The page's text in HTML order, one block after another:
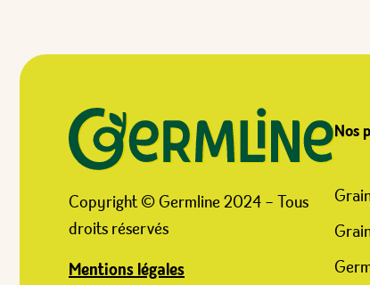
Copyright © Germline 2024 – Tous
droits réservés
Mentions légales
Nos